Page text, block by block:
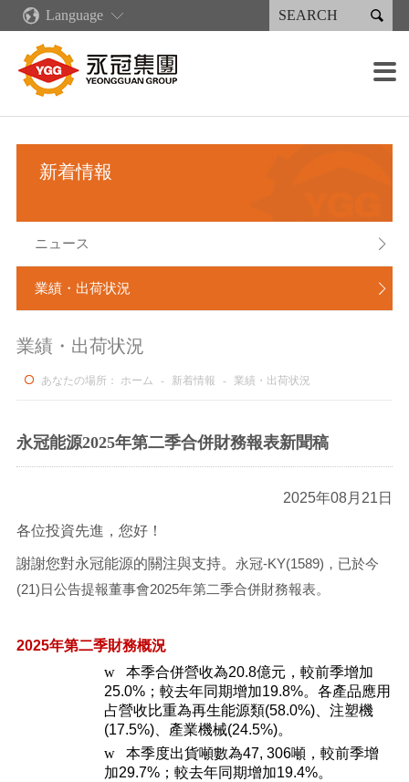
 Language
企業概要
永冠集団の沿革
重要な子会社
ニュース
企業文化
デジタル化発展計画
作業環境
再生可能エネルギー
射出成型機類
永続報告書
人権政策
財務情報
株主サービス
各職種の募集概要
報酬と福利厚生
鋳造設備
溶接設備
検出装置

新着情報
ニュース 
業績・出荷状況 
業績・出荷状況
あなたの場所： ホーム - 新着情報 - 業績・出荷状況
永冠能源2025年第二季合併財務報表新聞稿
2025年08月21日
各位投資先進，您好！
謝謝您對永冠能源的關注與支持。 永冠-KY(1589)，已於今
(21)日公告提報董事會2025年第二季合併財務報表。
2025年第二季財務概況
w
本季合併營收為20.8億元，較前季增加
25.0%；較去年同期增加19.8%。各產品應用
占營收比重為再生能源類(58.0%)、注塑機
(17.5%)、產業機械(24.5%)。
w
本季度出貨噸數為47, 306噸，較前季增
加29.7%；較去年同期增加19.4%。